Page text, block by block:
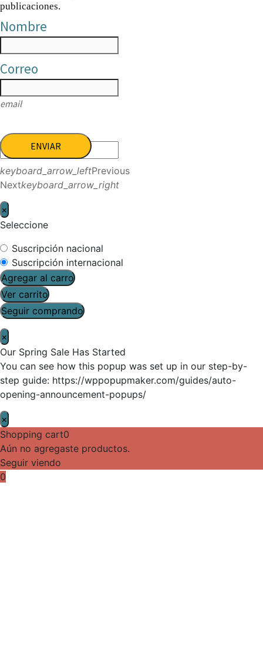
publicaciones.
Nombre
Correo
email
ENVIAR
keyboard_arrow_leftPrevious
Nextkeyboard_arrow_right
×
Seleccione
Suscripción nacional
Suscripción internacional
Agregar al carro
Ver carrito
Seguir comprando
×
Our Spring Sale Has Started
You can see how this popup was set up in our step-by-
step guide: https://wppopupmaker.com/guides/auto-
opening-announcement-popups/
×
Shopping cart0
Aún no agregaste productos.
Seguir viendo
0